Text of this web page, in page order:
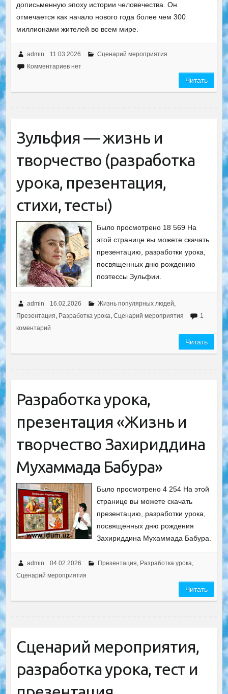
дописьменную эпоху истории человечества. Он
отмечается как начало нового года более чем 300
миллионами жителей во всем мире.
admin 11.03.2026
Сценарий мероприятия
Комментариев нет
Читать
Зульфия — жизнь и
творчество (разработка
урока, презентация,
стихи, тесты)
Было просмотрено 18 569 На
этой странице вы можете скачать
презентацию, разработки урока,
посвященных дню рождению
поэтессы Зульфии.
admin 16.02.2026 Жизнь популярных людей,
Презентация, Разработка урока, Сценарий мероприятия
1
коментарий
Читать
Разработка урока,
презентация «Жизнь и
творчество Захириддина
Мухаммада Бабура»
Было просмотрено 4 254 На этой
странице вы можете скачать
презентацию, разработки урока,
посвященных дню рождения
Захириддина Мухаммада Бабура.
admin 04.02.2026 Презентация, Разработка урока,
Сценарий мероприятия
Читать
Сценарий мероприятия,
разработка урока, тест и